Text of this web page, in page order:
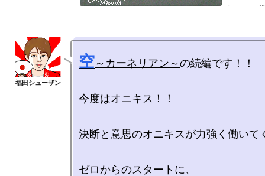
空～カーネリアン～の続編です！！
今度はオニキス！！
決断と意思のオニキスが力強く働いて
ゼロからのスタートに、